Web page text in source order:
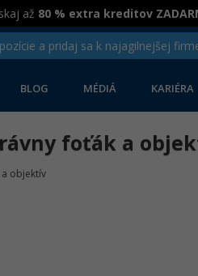
až 80 % extra kreditov
a pridaj sa k najagilnejšej
BLOG MÉDIÁ KARIÉRA
foťák a
objektív